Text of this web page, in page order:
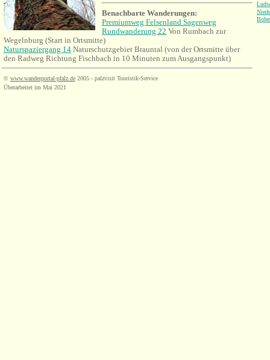
Benachbarte Wanderungen:
Premiumweg Felsenland Sagenweg
Rundwanderung 22 Von Rumbach zur
Wegelnburg (Start in Ortsmitte)
Naturspaziergang 14 Naturschutzgebiet Brauntal (von der Ortsmitte über
den Radweg Richtung Fischbach in 10 Minuten zum Ausgangspunkt)
© www.wanderportal-pfalz.de 2005 - palzvisit Touristik-Service
Überarbeitet im Mai 2021